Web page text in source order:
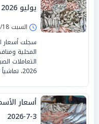
يوليو 2026
السبت 18/يوليو/2026 - 09:30 ص
سجلت أسعار
المحلية
2026، تماشياً مع استقرار حركة الصيد وتوافر المعروض.
أسعار
3-7-2026